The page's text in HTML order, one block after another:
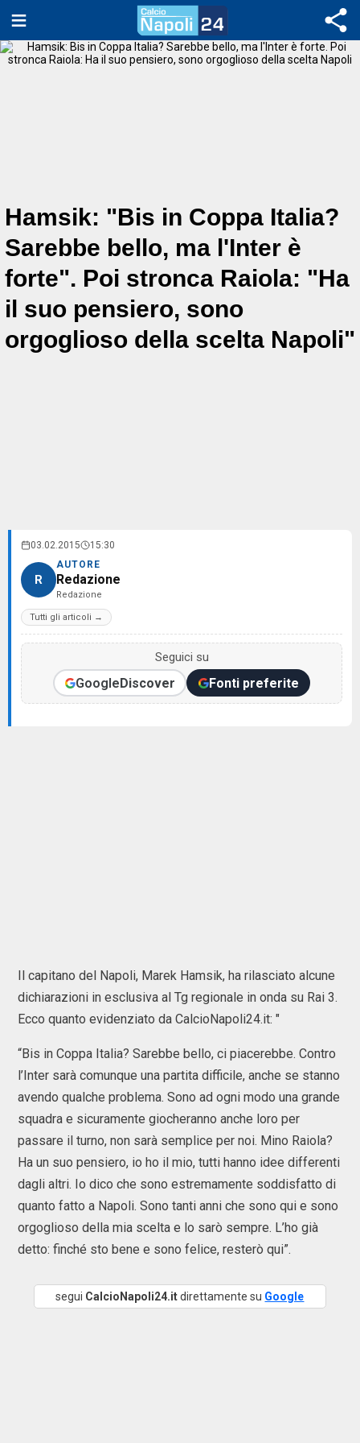
Hamsik: "Bis in Coppa Italia?
Sarebbe bello, ma l'Inter è
forte". Poi stronca Raiola: "Ha
il suo pensiero, sono
orgoglioso della scelta Napoli"
03.02.2015 15:30
R
AUTORE
Redazione
Redazione
Tutti gli articoli →
Seguici su
GoogleDiscover Fonti preferite
Il capitano del Napoli, Marek Hamsik, ha rilasciato alcune
dichiarazioni in esclusiva al Tg regionale in onda su Rai 3.
Ecco quanto evidenziato da CalcioNapoli24.it: "
“Bis in Coppa Italia? Sarebbe bello, ci piacerebbe. Contro
l’Inter sarà comunque una partita difficile, anche se stanno
avendo qualche problema. Sono ad ogni modo una grande
squadra e sicuramente giocheranno anche loro per
passare il turno, non sarà semplice per noi. Mino Raiola?
Ha un suo pensiero, io ho il mio, tutti hanno idee differenti
dagli altri. Io dico che sono estremamente soddisfatto di
quanto fatto a Napoli. Sono tanti anni che sono qui e sono
orgoglioso della mia scelta e lo sarò sempre. L’ho già
detto: finché sto bene e sono felice, resterò qui”.
segui CalcioNapoli24.itdirettamente su Google